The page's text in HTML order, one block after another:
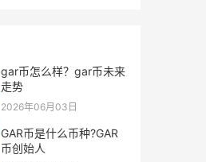
gar币怎么样？gar币未来
走势
2026年06月03日
GAR币是什么币种?GAR
币创始人